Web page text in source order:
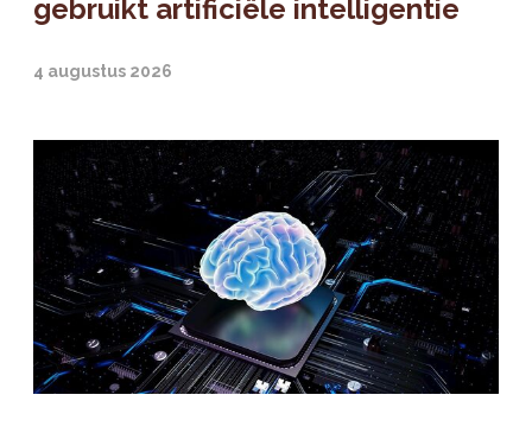
gebruikt artificiële intelligentie
4 augustus 2026